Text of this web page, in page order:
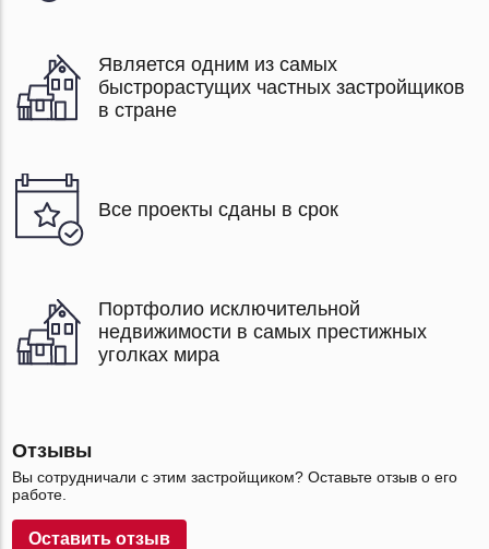
Является одним из самых
быстрорастущих частных застройщиков
в стране
Все проекты сданы в срок
Портфолио исключительной
недвижимости в самых престижных
уголках мира
Отзывы
Вы сотрудничали с этим застройщиком? Оставьте отзыв о его
работе.
Оставить отзыв